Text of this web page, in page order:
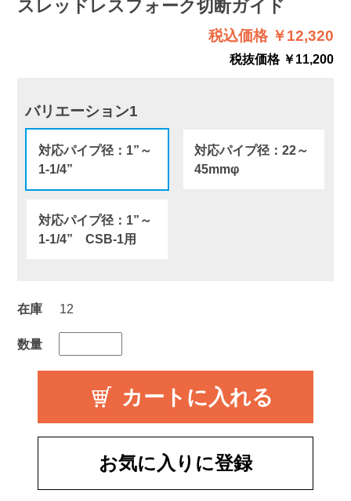
スレッドレスフォーク切断ガイド
税込価格 ￥12,320
税抜価格 ￥11,200
バリエーション1
対応パイプ径：1”～
1-1/4”
対応パイプ径：22～
45mmφ
対応パイプ径：1”～
1-1/4” CSB-1用
在庫 12
数量
お気に入りに登録